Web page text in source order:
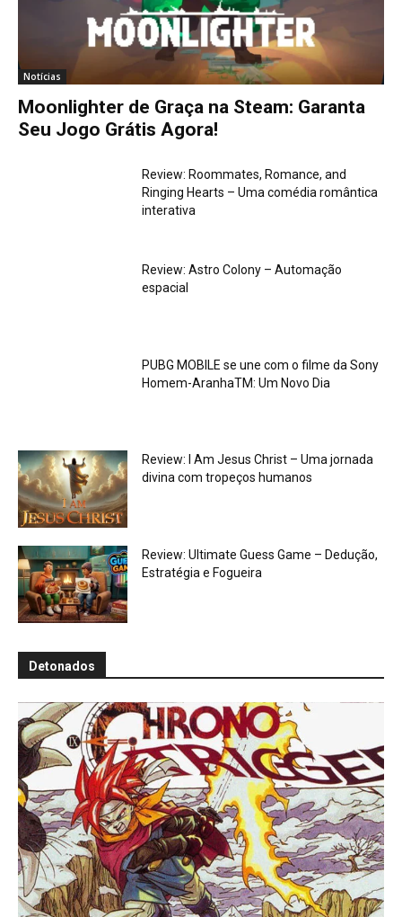
Notícias
Moonlighter de Graça na Steam: Garanta
Seu Jogo Grátis Agora!
Review: Roommates, Romance, and
Ringing Hearts – Uma comédia romântica
interativa
Review: Astro Colony – Automação
espacial
PUBG MOBILE se une com o filme da Sony
Homem-AranhaTM: Um Novo Dia
Review: I Am Jesus Christ – Uma jornada
divina com tropeços humanos
Review: Ultimate Guess Game – Dedução,
Estratégia e Fogueira
Detonados